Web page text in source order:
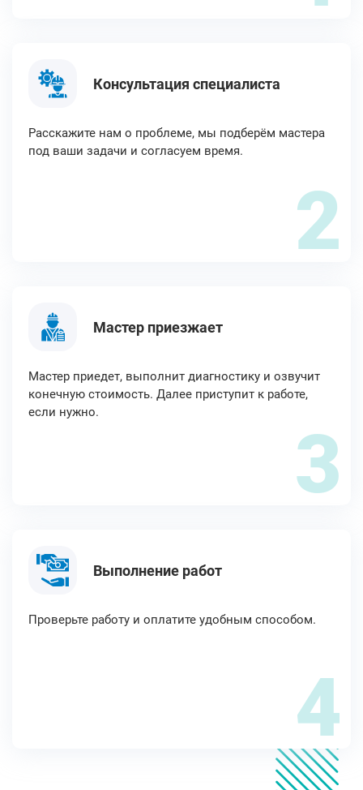
Консультация специалиста
Расскажите нам о проблеме, мы подберём мастера
под ваши задачи и согласуем время.
2
Мастер приезжает
Мастер приедет, выполнит диагностику и озвучит
конечную стоимость. Далее приступит к работе,
если нужно.
3
Выполнение работ
Проверьте работу и оплатите удобным способом.
4